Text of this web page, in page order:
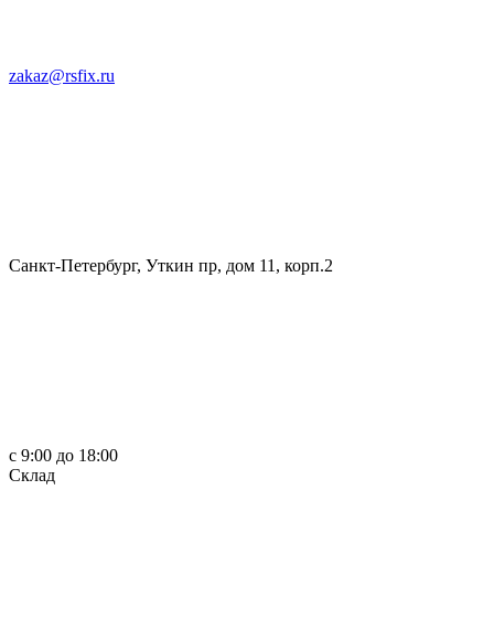
zakaz@rsfix.ru
Санкт-Петербург, Уткин пр, дом 11, корп.2
c 9:00 до 18:00
Склад